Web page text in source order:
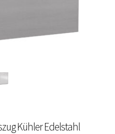
Kompressor, Front:
Kühler Edelstahl